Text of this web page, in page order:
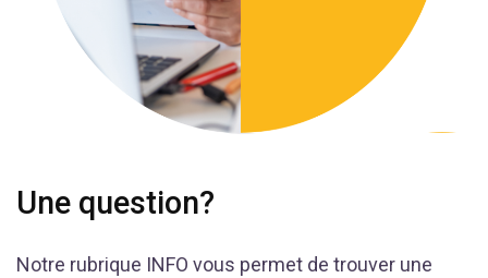
Une question?
Notre rubrique INFO vous permet de trouver une